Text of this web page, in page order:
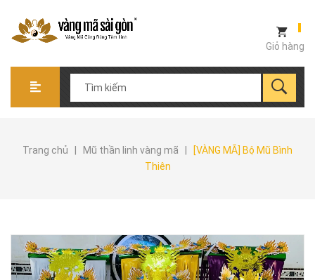
Giỏ hàng
Trang chủ Mũ thần linh vàng mã
[VÀNG MÃ] Bộ Mũ Bình
Thiên